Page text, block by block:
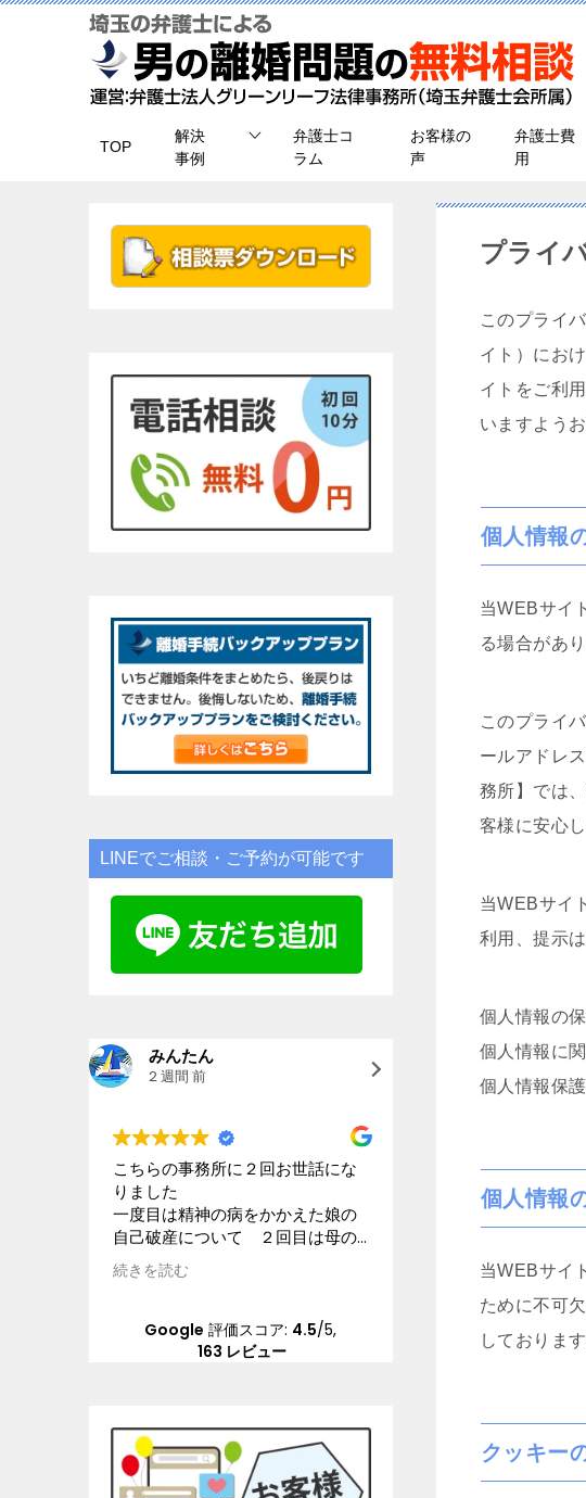
TOP
解決
事例
弁護士コ
ラム
お客様の
声
弁護士費
用
プライ
このプライ
イト）にお
イトをご利
いますよう
個人情報
当WEBサイ
る場合があり
このプライ
ールアドレ
務所】では
客様に安心
当WEBサイ
利用、提示
個人情報の
個人情報に
個人情報保
個人情報
当WEBサイ
ために不可
しております
クッキー
LINEでご相談・ご予約が可能です
みんたん
2 週間 前
こちらの事務所に２回お世話にな
りました
一度目は精神の病をかかえた娘の
自己破産について ２回目は母の
交通事故の賠償請求について こ
ちらの状況を理解してくださる配
話になりました 大変な問題を精
神的負担も軽くしていただき乗り
続きを読む
google ok
2 週間 前
星4.5とします。
離婚及び婚姻費用、
などについて、女性
ます。大宮駅前から
きなビルの13階にあ
な受付担当はとても
分の担当をしてもらっ
んは、平栗弁護士です
冷たいです。しかし
と人が変わった様に
す。あまり機嫌悪そ
コーの安いかりん糖
続きを読む
Google 評価スコア: 4.5/5,
163 レビュー